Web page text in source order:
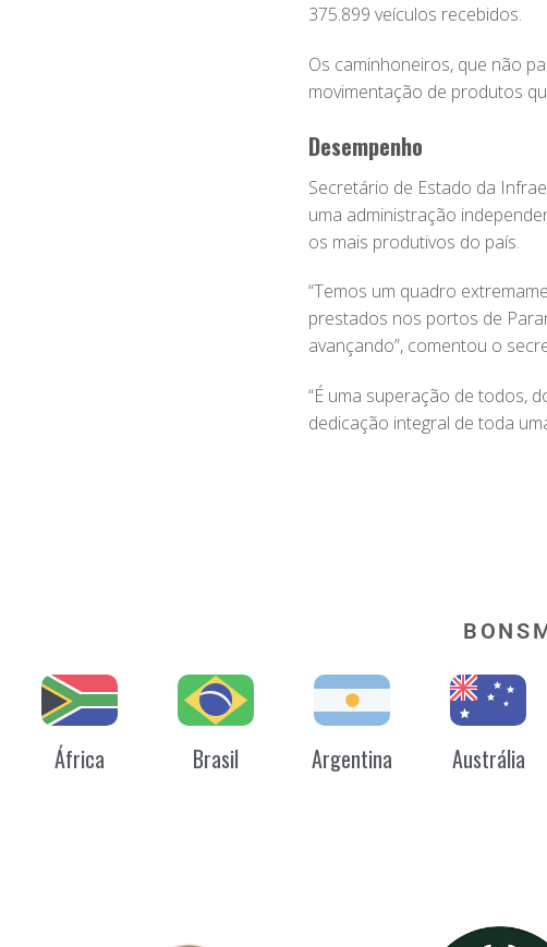
375.899 veículos recebidos.
Os caminhoneiros, que não
movimentação de produtos
Desempenho
Secretário de Estado da
uma administração
os mais produtivos do país.
“Temos um quadro
prestados nos portos de
avançando”, comentou o
“É uma superação de todos,
dedicação integral de toda
África Brasil Argentina Austrália